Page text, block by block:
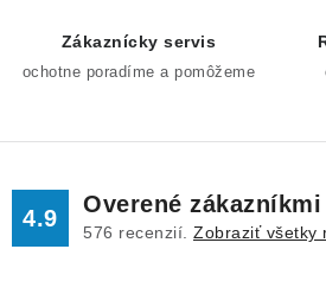
k
Zákaznícky servis
ochotne poradíme a pomôžeme
4.9
Overené zákazníkmi
576 recenzií. Zobraziť všetky